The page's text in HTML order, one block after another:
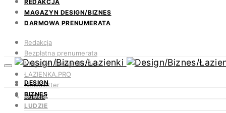
REDAKCJA
MAGAZYN DESIGN/BIZNES
DARMOWA PRENUMERATA
Redakcja
Bezpłatna prenumerata
Magazyn Design/Biznes
ŁAZIENKA.PRO
Newsletter
Kontakt
DESIGN
BIZNES
LUDZIE
LUDZIE